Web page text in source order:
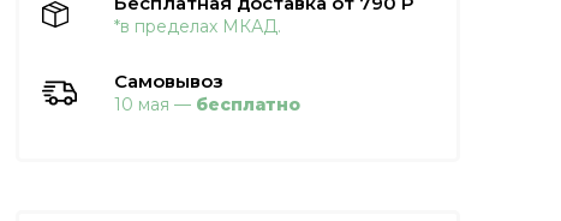
*в пределах МКАД.
Самовывоз
10 мая — бесплатно